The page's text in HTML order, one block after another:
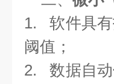
1.
软件具
阈值；
2.
数据自